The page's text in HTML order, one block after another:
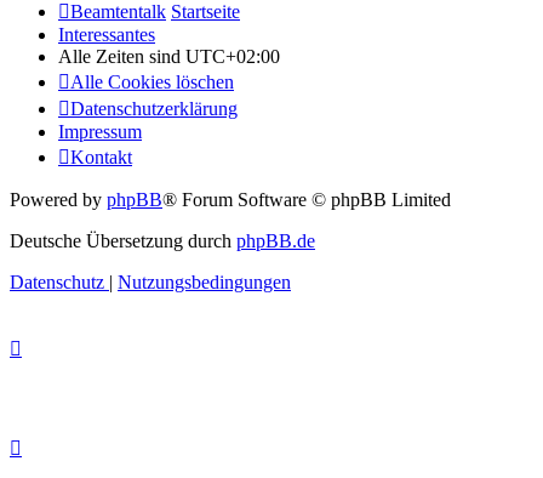
Beamtentalk Startseite
Interessantes
Alle Zeiten sind UTC+02:00
Alle Cookies löschen
Datenschutzerklärung
Impressum
Kontakt
Powered by phpBB® Forum Software © phpBB Limited
Deutsche Übersetzung durch phpBB.de
Datenschutz | Nutzungsbedingungen